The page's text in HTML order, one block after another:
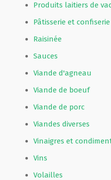
Produits laitiers de
Pâtisserie et confiserie
Raisinée
Sauces
Viande d'agneau
Viande de boeuf
Viande de porc
Viandes diverses
Vinaigres et
Vins
Volailles